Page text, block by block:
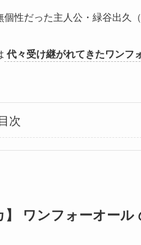
個性だった主人公・緑谷出久
代々受け継がれてきたワンフ
目次
】 ワンフォーオー